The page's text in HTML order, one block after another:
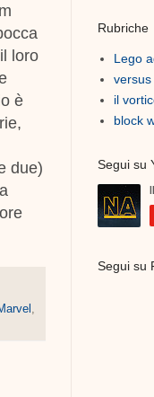
loro
è
due)
,
Rubriche
Lego
versus
il
block
Segui su
Segui su